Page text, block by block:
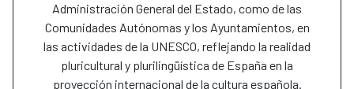
Administración General del Estado, como de las
Comunidades Autónomas y los Ayuntamientos, en
las actividades de la UNESCO, reflejando la realidad
pluricultural y plurilingüística de España en la
proyección internacional de la cultura española.